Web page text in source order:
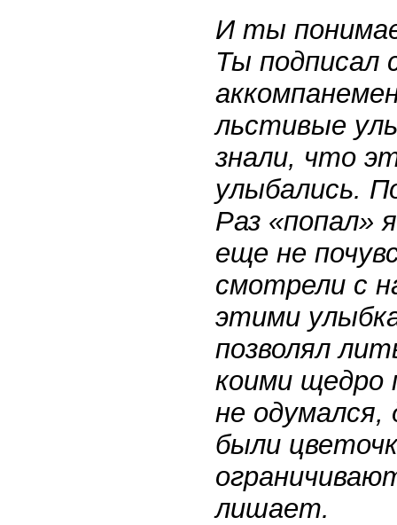
И ты
Ты подписал
льстивые
знали, что
улыбались.
Раз «попал»
еще не
смотрели с
этими
позволял
коими щедро
не
были
лишает.